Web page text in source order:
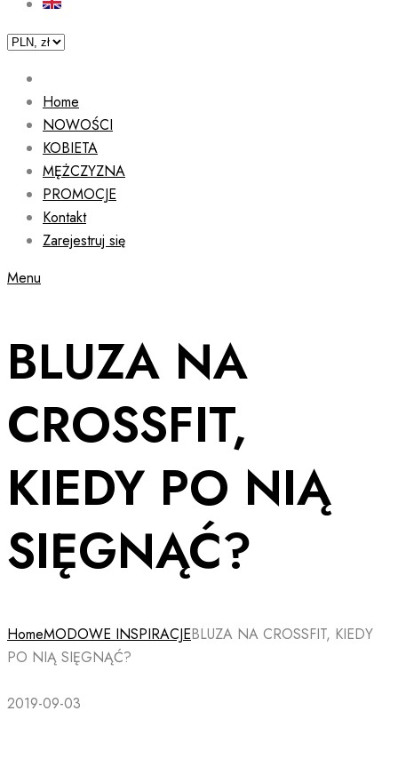
Home
NOWOŚCI
KOBIETA
MĘŻCZYZNA
PROMOCJE
Kontakt
Zarejestruj się
Menu
BLUZA NA
CROSSFIT,
KIEDY PO NIĄ
SIĘGNĄĆ?
HomeMODOWE INSPIRACJEBLUZA NA CROSSFIT, KIEDY
PO NIĄ SIĘGNĄĆ?
2019-09-03